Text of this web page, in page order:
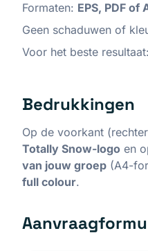
Formaten: EPS, PDF of
Geen schaduwen of
Voor het beste
Bedrukkingen
Op de voorkant
Totally Snow-logo en
van jouw groep (A4-
full colour.